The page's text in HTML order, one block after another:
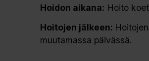
Hoidon aikana: Hoito
Hoitojen jälkeen:
muutamassa päivässä.